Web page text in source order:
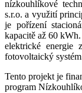
nízkouhlíkové
s.r.o. a využití
je pořízení
kapacitě až 60
elektrické
fotovoltaický
Tento projekt je
program